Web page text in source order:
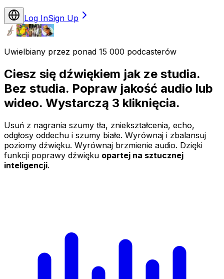
Log InSign Up
Uwielbiany przez ponad 15 000 podcasterów
Ciesz się dźwiękiem jak ze studia.
Bez studia. Popraw jakość audio lub
wideo. Wystarczą 3 kliknięcia.
Usuń z nagrania szumy tła, zniekształcenia, echo,
odgłosy oddechu i szumy białe. Wyrównaj i zbalansuj
poziomy dźwięku. Wyrównaj brzmienie audio. Dzięki
funkcji poprawy dźwięku opartej na sztucznej
inteligencji.